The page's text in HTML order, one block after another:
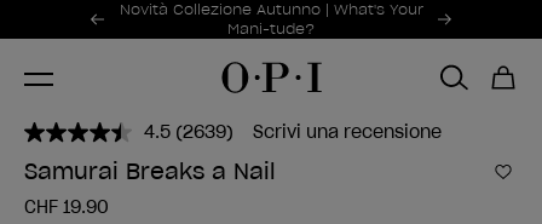
Offerte promozionali
Novità Collezione Autunno | What's Your
Mani-tude?
Item 1 of 2
4.5 Leggi
2639
recensioni.
(2639) Scrivi una recensione
Samurai Breaks a Nail
CHF 19.90